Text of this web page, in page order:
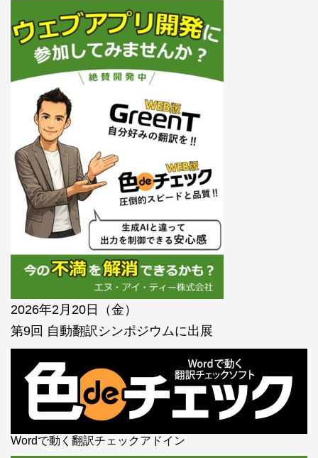
2026年2月20日（金）
第9回 自動翻訳シンポジウムに出展
Wordで動く翻訳チェックアドイン